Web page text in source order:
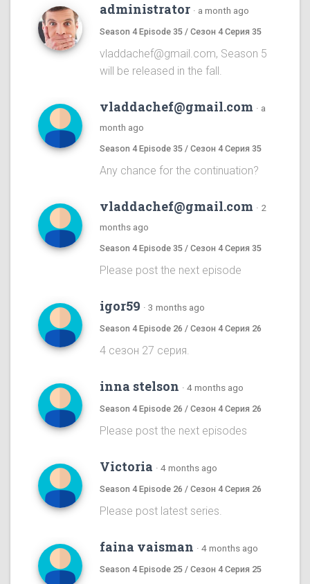
administrator · a month ago
Season 4 Episode 35 / Сезон 4 Серия 35
vladdachef@gmail.com, Season 5
will be released in the fall.
vladdachef@gmail.com · a
month ago
Season 4 Episode 35 / Сезон 4 Серия 35
Any chance for the continuation?
vladdachef@gmail.com · 2
months ago
Season 4 Episode 35 / Сезон 4 Серия 35
Please post the next episode
igor59 · 3 months ago
Season 4 Episode 26 / Сезон 4 Серия 26
4 сезон 27 серия.
inna stelson · 4 months ago
Season 4 Episode 26 / Сезон 4 Серия 26
Please post the next episodes
Victoria · 4 months ago
Season 4 Episode 26 / Сезон 4 Серия 26
Please post latest series.
faina vaisman · 4 months ago
Season 4 Episode 25 / Сезон 4 Серия 25